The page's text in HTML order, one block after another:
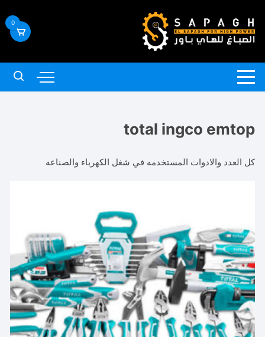
إلى
المحتوى
0
total ingco emtop
كل العدد والادوات المستخدمه في شغل الكهرباء والصناعه